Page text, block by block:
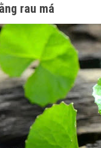
rau má